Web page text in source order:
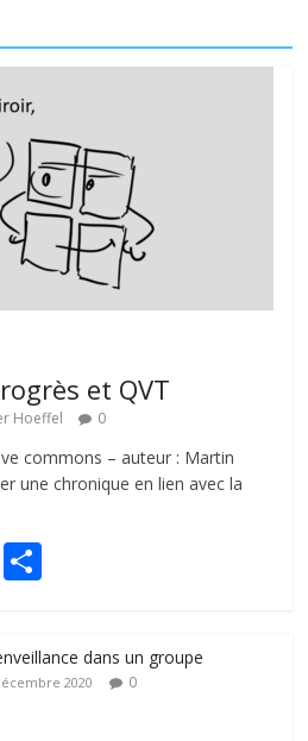
et QVT
Hoeffel 0
commons – auteur : Martin
une chronique en lien avec la
Pi
g dans un groupe
2020 0